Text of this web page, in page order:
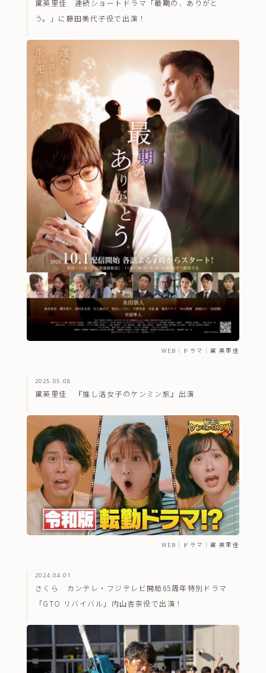
黛英里佳 連続ショートドラマ「最期の、ありがと
う。」に藤田美代子役で出演！
WEB ｜ ドラマ ｜ 黛 英里佳
2025.05.08
黛英里佳 『推し活女子のケンミン旅』出演
WEB ｜ ドラマ ｜ 黛 英里佳
2024.04.01
さくら カンテレ・フジテレビ開局65周年特別ドラマ
「GTO リバイバル」内山杏奈役で出演！